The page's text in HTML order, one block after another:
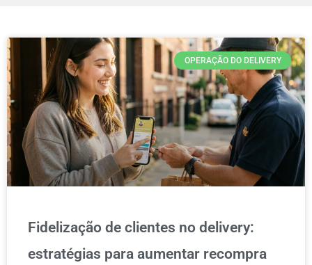
OPERAÇÃO DO DELIVERY
Fidelização de clientes no delivery:
estratégias para aumentar recompra